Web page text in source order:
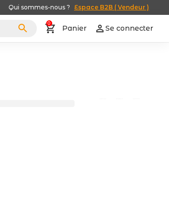
Qui sommes-nous ? Espace B2B ( Vendeur )
0
Panier Se connecter